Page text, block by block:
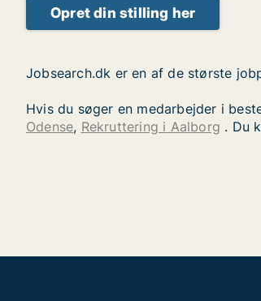
Opret din stilling her
Jobsearch.dk er en af de største
Hvis du søger en medarbejder i
Odense, Rekruttering i Aalborg . Du